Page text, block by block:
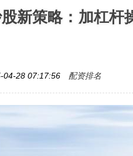
新策略：加杠杆
04-28 07:17:56 配资排名